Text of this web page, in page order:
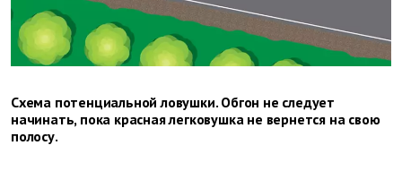
Схема потенциальной ловушки. Обгон не следует
начинать, пока красная легковушка не вернется на свою
полосу.